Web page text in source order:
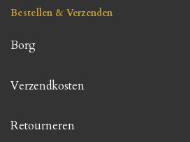
Bestellen & Verzenden
Borg
Verzendkosten
Retourneren